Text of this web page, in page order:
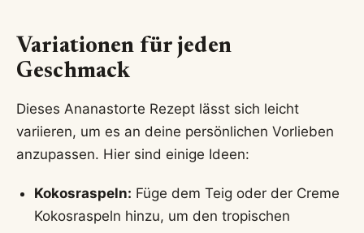
Variationen für jeden
Geschmack
Dieses Ananastorte Rezept lässt sich leicht
variieren, um es an deine persönlichen Vorlieben
anzupassen. Hier sind einige Ideen:
Kokosraspeln: Füge dem Teig oder der Creme
Kokosraspeln hinzu, um den tropischen